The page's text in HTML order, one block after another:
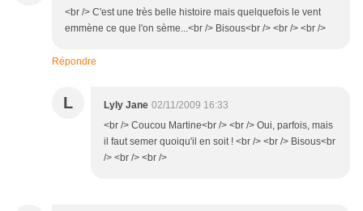
<br /> C'est une très belle histoire mais quelquefois le vent
emmène ce que l'on sème...<br /> Bisous<br /> <br /> <br />
Répondre
L Lyly Jane 02/11/2009 16:33
<br /> Coucou Martine<br /> <br /> Oui, parfois, mais
il faut semer quoiqu'il en soit ! <br /> <br /> Bisous<br
/> <br /> <br />